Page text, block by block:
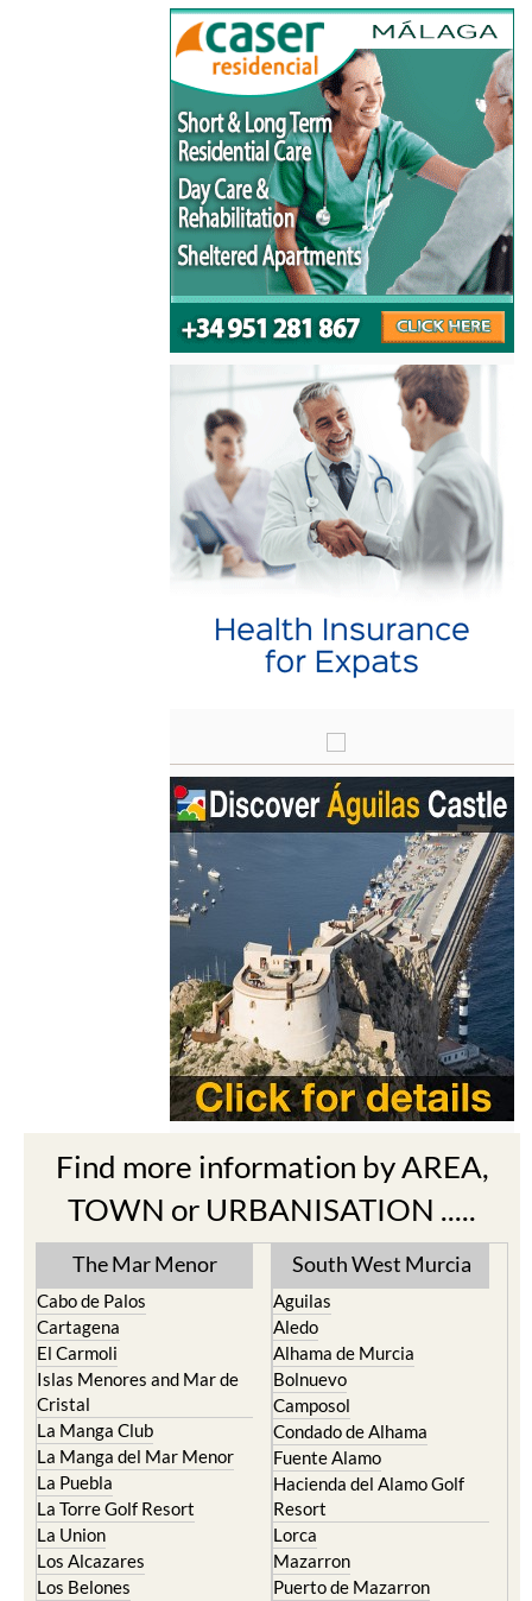
Find more information by AREA,
TOWN or URBANISATION .....
The Mar Menor
Cabo de Palos
Cartagena
El Carmoli
Islas Menores and Mar de
Cristal
La Manga Club
La Manga del Mar Menor
La Puebla
La Torre Golf Resort
La Union
Los Alcazares
Los Belones
South West Murcia
Aguilas
Aledo
Alhama de Murcia
Bolnuevo
Camposol
Condado de Alhama
Fuente Alamo
Hacienda del Alamo Golf
Resort
Lorca
Mazarron
Puerto de Mazarron